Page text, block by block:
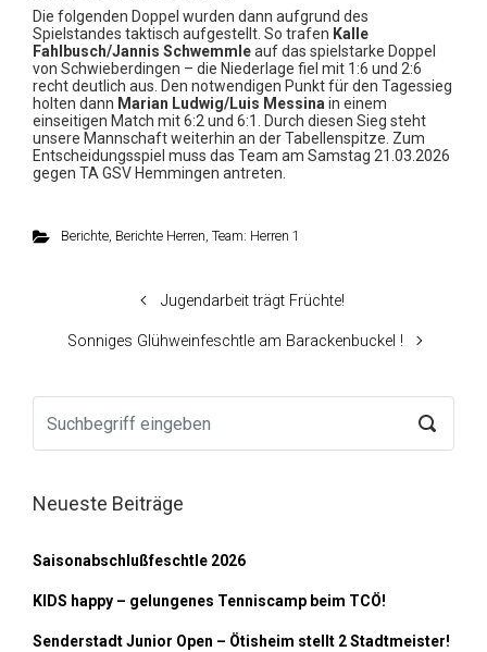
Die folgenden Doppel wurden dann aufgrund des
Spielstandes taktisch aufgestellt. So trafen Kalle
Fahlbusch/Jannis Schwemmleauf das spielstarke Doppel
von Schwieberdingen – die Niederlage fiel mit 1:6 und 2:6
recht deutlich aus. Den notwendigen Punkt für den Tagessieg
holten dann Marian Ludwig/Luis Messina in einem
einseitigen Match mit 6:2 und 6:1. Durch diesen Sieg steht
unsere Mannschaft weiterhin an der Tabellenspitze. Zum
Entscheidungsspiel muss das Team am Samstag 21.03.2026
gegen TA GSV Hemmingen antreten.
Berichte, Berichte Herren, Team: Herren 1
Jugendarbeit trägt Früchte!
Sonniges Glühweinfeschtle am Barackenbuckel !
Neueste Beiträge
Saisonabschlußfeschtle 2026
KIDS happy – gelungenes Tenniscamp beim TCÖ!
Senderstadt Junior Open – Ötisheim stellt 2 Stadtmeister!